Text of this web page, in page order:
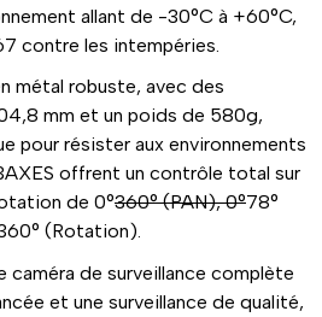
allant de -30°C à +60°C,
contre les intempéries.
métal robuste, avec des
mm et un poids de 580g,
pour résister aux environnements
offrent un contrôle total sur
de 0°360° (PAN), 0°78°
(Rotation).
de surveillance complète
et une surveillance de qualité,